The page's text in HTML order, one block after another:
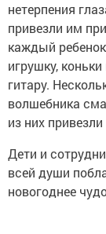
нетерпения
привезли им
каждый
игрушку,
гитару.
волшебника
из них
Дети и
всей души
новогоднее